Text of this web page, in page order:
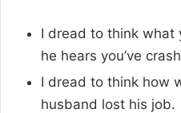
I dread to think what
he hears you’ve
I dread to think how
husband lost his job.